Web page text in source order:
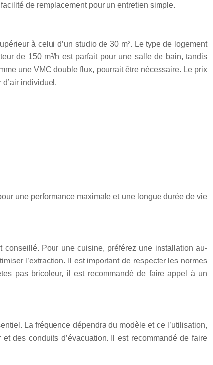
de remplacement pour un entretien simple.
à celui d’un studio de 30 m². Le type de logement
de 150 m³/h est parfait pour une salle de bain, tandis
une VMC double flux, pourrait être nécessaire. Le prix
individuel.
une performance maximale et une longue durée de vie
conseillé. Pour une cuisine, préférez une installation au-
l’extraction. Il est important de respecter les normes
pas bricoleur, il est recommandé de faire appel à un
La fréquence dépendra du modèle et de l’utilisation,
des conduits d’évacuation. Il est recommandé de faire